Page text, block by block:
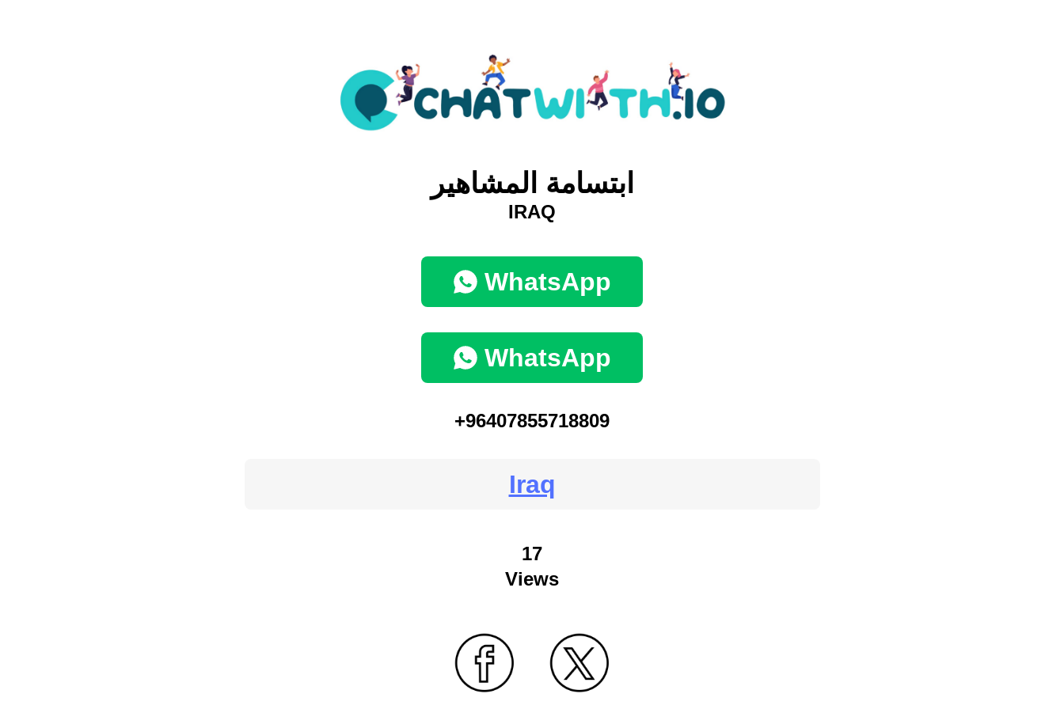
ابتسامة المشاهير
IRAQ
WhatsApp
WhatsApp
+96407855718809
Iraq
17
Views